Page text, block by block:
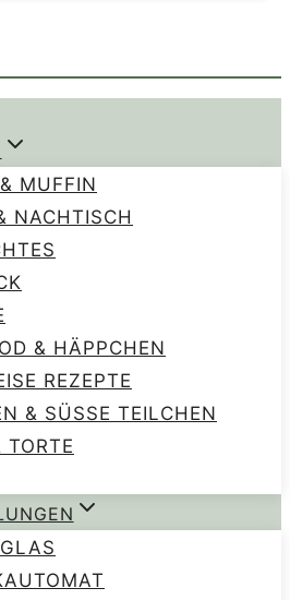
MUFFIN
NACHTISCH
& HÄPPCHEN
REZEPTE
& SÜSSE TEILCHEN
TORTE